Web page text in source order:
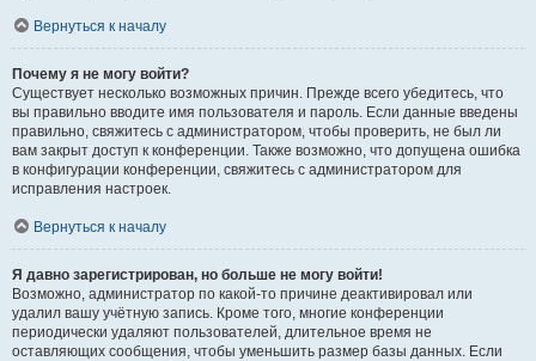
Вернуться к началу
Почему я не могу войти?
Существует несколько возможных причин. Прежде всего убедитесь, что
вы правильно вводите имя пользователя и пароль. Если данные введены
правильно, свяжитесь с администратором, чтобы проверить, не был ли
вам закрыт доступ к конференции. Также возможно, что допущена ошибка
в конфигурации конференции, свяжитесь с администратором для
исправления настроек.
Вернуться к началу
Я давно зарегистрирован, но больше не могу войти!
Возможно, администратор по какой-то причине деактивировал или
удалил вашу учётную запись. Кроме того, многие конференции
периодически удаляют пользователей, длительное время не
оставляющих сообщения, чтобы уменьшить размер базы данных. Если